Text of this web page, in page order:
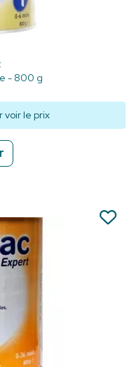
- 800 g
voir le prix